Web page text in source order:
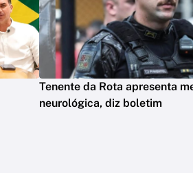
Tenente da Rota apresenta
neurológica, diz boletim